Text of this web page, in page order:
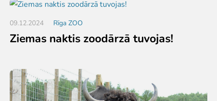
09.12.2024 Rīga ZOO
Ziemas naktis zoodārzā tuvojas!